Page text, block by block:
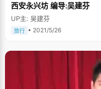
西安永兴坊 编导:吴建芬
UP主: 吴建芬
旅行 • 2021/5/26